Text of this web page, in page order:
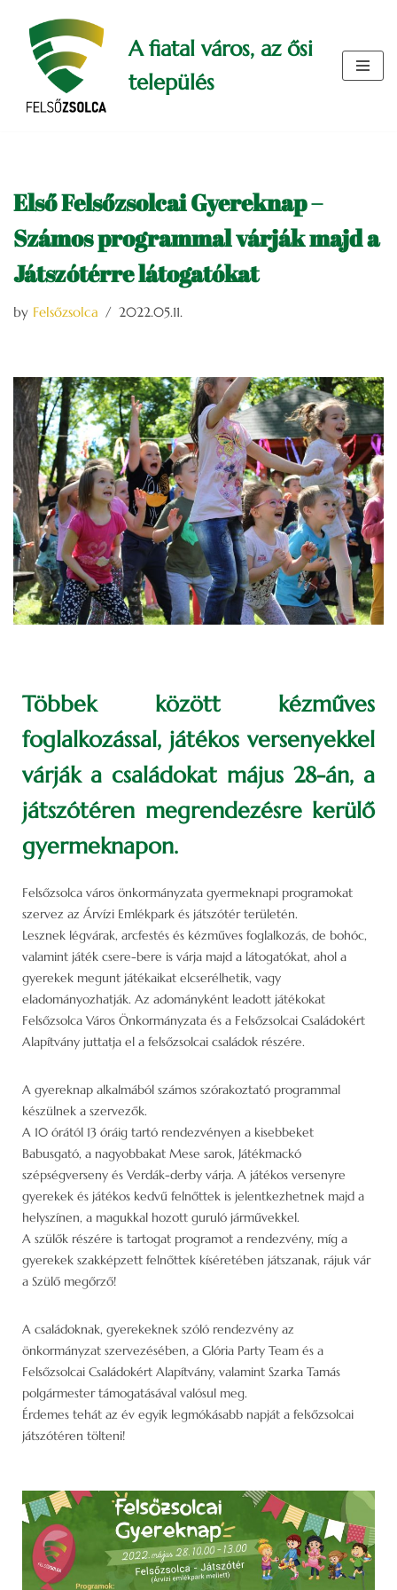
Skip
content
A fiatal város, az ősi
település
Első Felsőzsolcai Gyereknap –
Számos programmal várják majd a
Játszótérre látogatókat
by Felsőzsolca 2022.05.11.
Többek között kézműves
foglalkozással, játékos versenyekkel
várják a családokat május 28-án, a
játszótéren megrendezésre kerülő
gyermeknapon.
Felsőzsolca város önkormányzata gyermeknapi programokat
szervez az Árvízi Emlékpark és játszótér területén.
Lesznek légvárak, arcfestés és kézműves foglalkozás, de bohóc,
valamint játék csere-bere is várja majd a látogatókat, ahol a
gyerekek megunt játékaikat elcserélhetik, vagy
eladományozhatják. Az adományként leadott játékokat
Felsőzsolca Város Önkormányzata és a Felsőzsolcai Családokért
Alapítvány juttatja el a felsőzsolcai családok részére.
A gyereknap alkalmából számos szórakoztató programmal
készülnek a szervezők.
A 10 órától 13 óráig tartó rendezvényen a kisebbeket
Babusgató, a nagyobbakat Mese sarok, Játékmackó
szépségverseny és Verdák-derby várja. A játékos versenyre
gyerekek és játékos kedvű felnőttek is jelentkezhetnek majd a
helyszínen, a magukkal hozott guruló járművekkel.
A szülők részére is tartogat programot a rendezvény, míg a
gyerekek szakképzett felnőttek kíséretében játszanak, rájuk vár
a Szülő megőrző!
A családoknak, gyerekeknek szóló rendezvény az
önkormányzat szervezésében, a Glória Party Team és a
Felsőzsolcai Családokért Alapítvány, valamint Szarka Tamás
polgármester támogatásával valósul meg.
Érdemes tehát az év egyik legmókásabb napját a felsőzsolcai
játszótéren tölteni!